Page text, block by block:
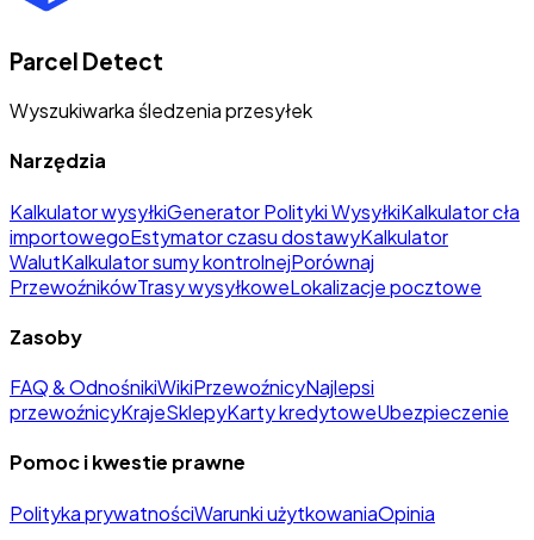
Parcel Detect
Wyszukiwarka śledzenia przesyłek
Narzędzia
Kalkulator wysyłkiGenerator Polityki WysyłkiKalkulator cła
importowegoEstymator czasu dostawyKalkulator
WalutKalkulator sumy kontrolnejPorównaj
PrzewoźnikówTrasy wysyłkoweLokalizacje pocztowe
Zasoby
FAQ & OdnośnikiWikiPrzewoźnicyNajlepsi
przewoźnicyKrajeSklepyKarty kredytoweUbezpieczenie
Pomoc i kwestie prawne
Polityka prywatnościWarunki użytkowaniaOpinia